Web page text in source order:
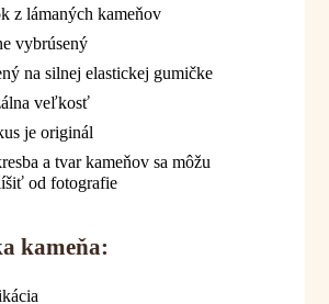
z lámaných kameňov
vybrúsený
na silnej elastickej gumičke
veľkosť
je originál
a tvar kameňov sa môžu
od fotografie
kameňa: